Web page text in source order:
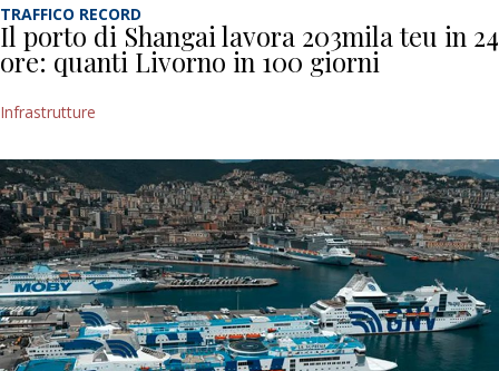
TRAFFICO RECORD
Il porto di Shangai lavora 203mila teu in 24
ore: quanti Livorno in 100 giorni
Infrastrutture